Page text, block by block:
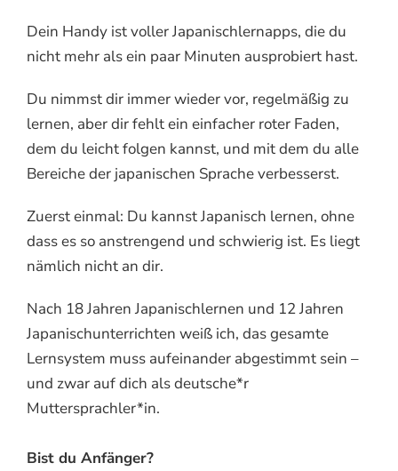
Dein Handy ist voller Japanischlernapps, die du
nicht mehr als ein paar Minuten ausprobiert hast.
Du nimmst dir immer wieder vor, regelmäßig zu
lernen, aber dir fehlt ein einfacher roter Faden,
dem du leicht folgen kannst, und mit dem du alle
Bereiche der japanischen Sprache verbesserst.
Zuerst einmal: Du kannst Japanisch lernen, ohne
dass es so anstrengend und schwierig ist. Es liegt
nämlich nicht an dir.
Nach 18 Jahren Japanischlernen und 12 Jahren
Japanischunterrichten weiß ich, das gesamte
Lernsystem muss aufeinander abgestimmt sein –
und zwar auf dich als deutsche*r
Muttersprachler*in.
Bist du Anfänger?